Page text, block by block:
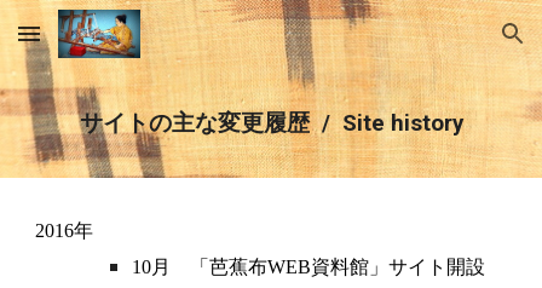
Skip to main content Skip to navigation
サイトの主な変更履歴/ Site history
2016年
10月
「芭蕉布WEB資料館」サイト 開設